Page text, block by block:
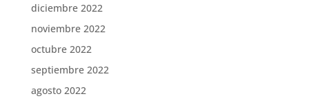
diciembre 2022
noviembre 2022
octubre 2022
septiembre 2022
agosto 2022